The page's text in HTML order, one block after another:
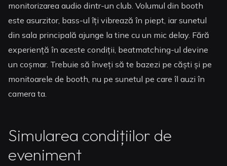
monitorizarea audio dintr-un club. Volumul din booth
este asurzitor, bass-ul îți vibrează în piept, iar sunetul
din sala principală ajunge la tine cu un mic delay. Fără
experiență în aceste condiții, beatmatching-ul devine
un coșmar. Trebuie să înveți să te bazezi pe căști și pe
monitoarele de booth, nu pe sunetul pe care îl auzi în
camera ta.
Simularea condițiilor de
eveniment